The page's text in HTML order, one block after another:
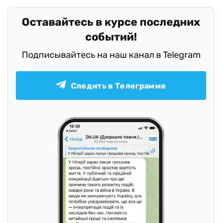
Оставайтесь в курсе последних
событий!
Подписывайтесь на наш канал в Telegram
Следить в Телеграмме